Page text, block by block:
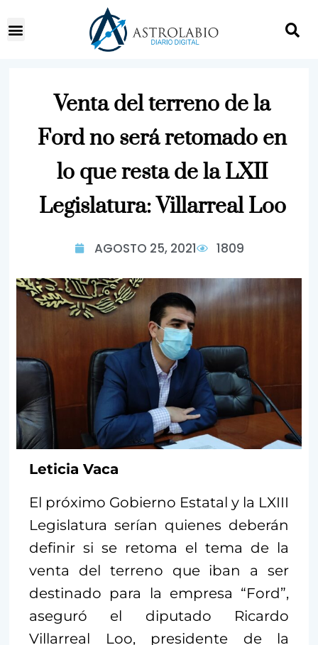
Venta del terreno de la
Ford no será retomado en
lo que resta de la LXII
Legislatura: Villarreal Loo
AGOSTO 25, 2021 1809
Leticia Vaca
El próximo Gobierno Estatal y la LXIII
Legislatura serían quienes deberán
definir si se retoma el tema de la
venta del terreno que iban a ser
destinado para la empresa “Ford”,
aseguró el diputado Ricardo
Villarreal Loo, presidente de la